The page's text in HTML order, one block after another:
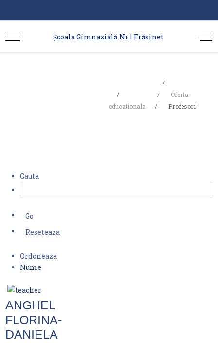
Școala Gimnazială Nr.1 Frăsinet
Oferta
educationala
Profesori
Cauta
Ordoneaza
Nume
ANGHEL
FLORINA-
DANIELA